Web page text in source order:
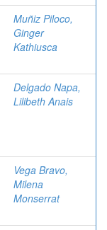
Muñiz Piloco,
Ginger
Kathiusca
Delgado Napa,
Lilibeth Anais
Vega Bravo,
Milena
Monserrat